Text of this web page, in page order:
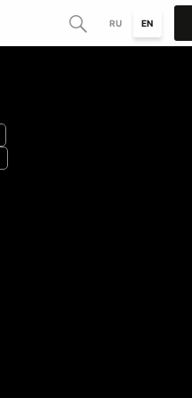
RU EN